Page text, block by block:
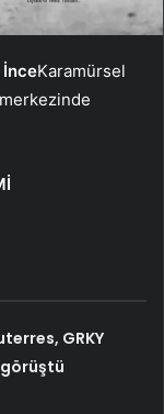
Karamürsel
GRKY